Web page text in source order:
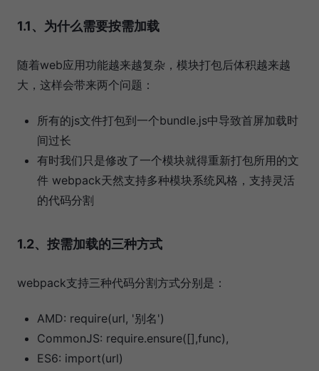
1.1、为什么需要按需加载
随着web应用功能越来越复杂，模块打包后体积越来越
大，这样会带来两个问题：
所有的js文件打包到一个bundle.js中导致首屏加载时
间过长
有时我们只是修改了一个模块就得重新打包所用的文
件 webpack天然支持多种模块系统风格，支持灵活
的代码分割
1.2、按需加载的三种方式
webpack支持三种代码分割方式分别是：
AMD: require(url, '别名')
CommonJS: require.ensure([],func),
ES6: import(url)